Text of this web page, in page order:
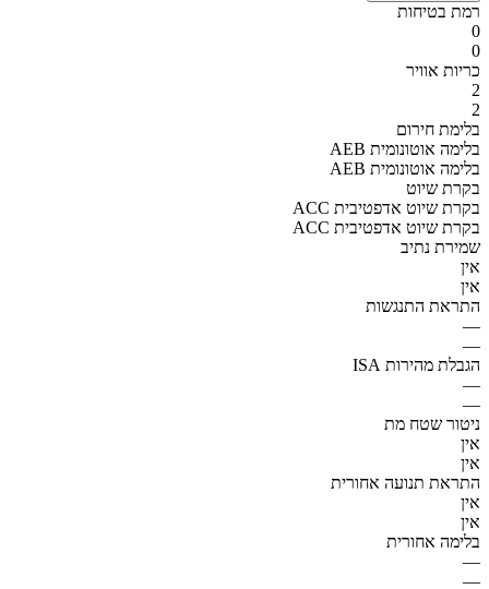
רמת בטיחות
0
0
כריות אוויר
2
2
בלימת חירום
AEB בלימה אוטונומית
AEB בלימה אוטונומית
בקרת שיוט
ACC בקרת שיוט אדפטיבית
ACC בקרת שיוט אדפטיבית
שמירת נתיב
אין
אין
התראת התנגשות
—
—
הגבלת מהירות ISA
—
—
ניטור שטח מת
אין
אין
התראת תנועה אחורית
אין
אין
בלימה אחורית
—
—